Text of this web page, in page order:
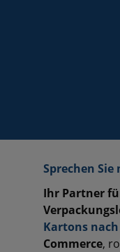
Sprechen
Ihr Partner
Kartons
Commerce,